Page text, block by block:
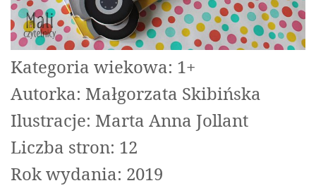
Kategoria wiekowa: 1+
Autorka: Małgorzata Skibińska
Ilustracje: Marta Anna Jollant
Liczba stron: 12
Rok wydania: 2019